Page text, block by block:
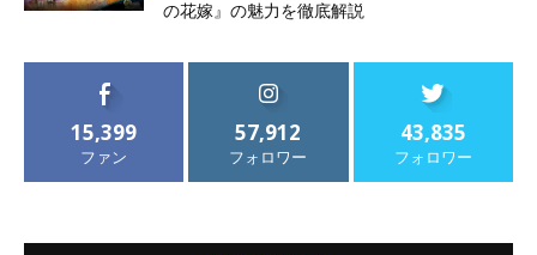
の花嫁』の魅力を徹底解説
15,399
ファン
57,912
フォロワー
43,835
フォロワー